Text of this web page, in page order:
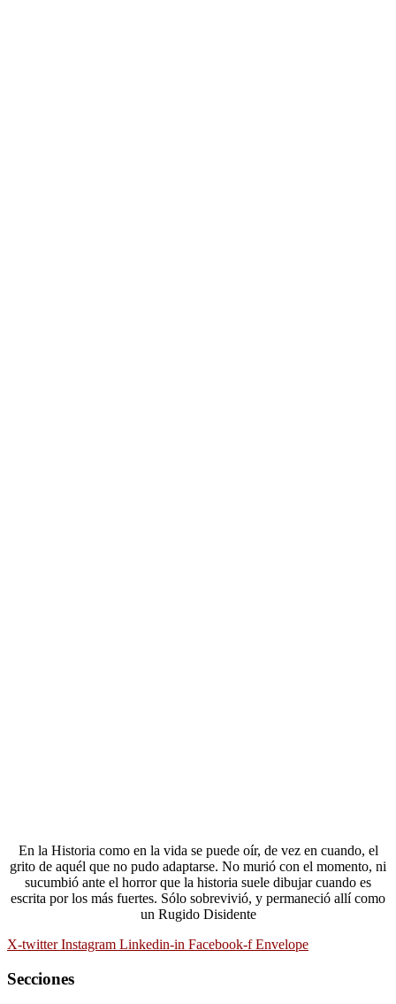
En la Historia como en la vida se puede oír, de vez en cuando, el
grito de aquél que no pudo adaptarse. No murió con el momento, ni
sucumbió ante el horror que la historia suele dibujar cuando es
escrita por los más fuertes. Sólo sobrevivió, y permaneció allí como
un Rugido Disidente
X-twitter Instagram Linkedin-in Facebook-f Envelope
Secciones